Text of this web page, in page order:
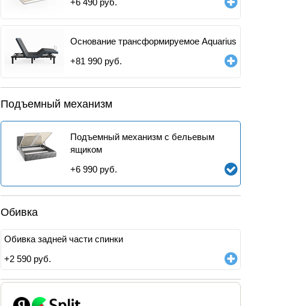
+6 490 руб.
Основание трансформируемое Aquarius
+81 990 руб.
Подъемный механизм
Подъемный механизм с бельевым
ящиком
+6 990 руб.
Обивка
Обивка задней части спинки
+2 590 руб.